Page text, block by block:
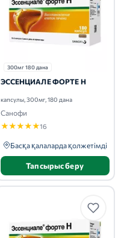
300мг 180 дана
ЭССЕНЦИАЛЕ ФОРТЕ Н
капсулы, 300мг, 180 дана
Санофи
★★★★★16
Басқа қалаларда қолжетімді
Тапсырыс беру